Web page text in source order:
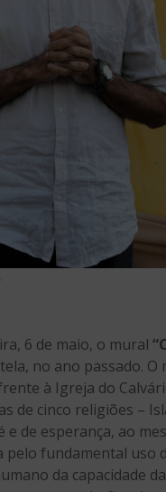
6 de maio, o mural
no ano passado. O
à Igreja do
de cinco religiões –
de esperança, ao
fundamental uso
da capacidade